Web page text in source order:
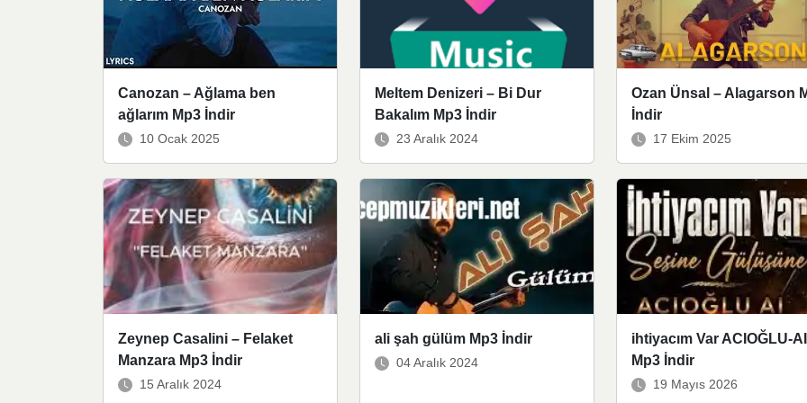
Canozan – Ağlama ben
ağlarım Mp3 İndir
10 Ocak 2025
Meltem Denizeri – Bi Dur
Bakalım Mp3 İndir
23 Aralık 2024
Ozan Ünsal – Alagarson
İndir
17 Ekim 2025
Zeynep Casalini – Felaket
Manzara Mp3 İndir
15 Aralık 2024
ali şah gülüm Mp3 İndir
04 Aralık 2024
ihtiyacım Var ACIOĞLU-AI
Mp3 İndir
19 Mayıs 2026